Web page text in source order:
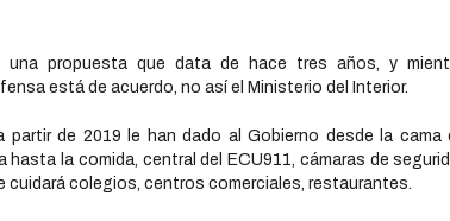
una propuesta que data de hace tres años, y
está de acuerdo, no así el Ministerio del Interior.
partir de 2019 le han dado al Gobierno desde la cama
hasta la comida, central del ECU911, cámaras de
cuidará colegios, centros comerciales, restaurantes.